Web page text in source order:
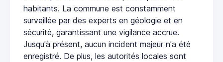
habitants. La commune est constamment
surveillée par des experts en géologie et en
sécurité, garantissant une vigilance accrue.
Jusqu'à présent, aucun incident majeur n'a été
enregistré. De plus, les autorités locales sont